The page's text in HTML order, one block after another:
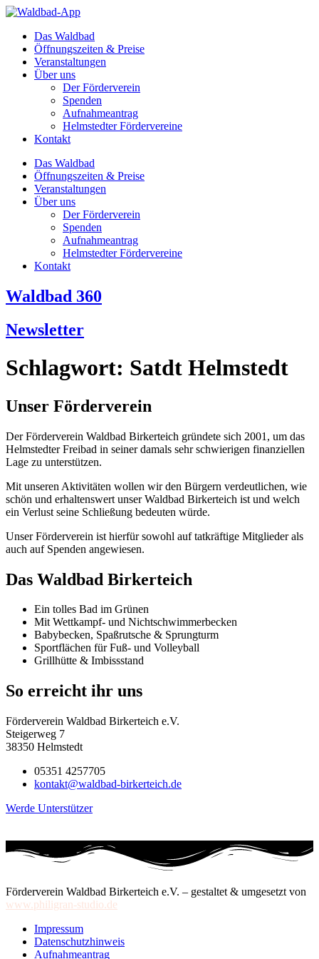
Zum
springenDas Waldbad
Öffnungszeiten & Preise
Veranstaltungen
Über uns
Der Förderverein
Spenden
Aufnahmeantrag
Helmstedter Fördervereine
Kontakt
Das Waldbad
Öffnungszeiten & Preise
Veranstaltungen
Über uns
Der Förderverein
Spenden
Aufnahmeantrag
Helmstedter Fördervereine
Kontakt
Waldbad 360
Newsletter
Schlagwort: Satdt Helmstedt
Unser Förderverein
Der Förderverein Waldbad Birkerteich gründete sich 2001, um das
Helmstedter Freibad in seiner damals sehr schwierigen finanziellen
Lage zu unterstützen.
Mit unseren Aktivitäten wollen wir den Bürgern verdeutlichen, wie
schön und erhaltenswert unser Waldbad Birkerteich ist und welch
ein Verlust seine Schließung bedeuten würde.
Unser Förderverein ist hierfür sowohl auf tatkräftige Mitglieder als
auch auf Spenden angewiesen.
Das Waldbad Birkerteich
Ein tolles Bad im Grünen
Mit Wettkampf- und Nichtschwimmerbecken
Babybecken, Spaßrutsche & Sprungturm
Sportflächen für Fuß- und Volleyball
Grillhütte & Imbissstand
So erreicht ihr uns
Förderverein Waldbad Birkerteich e.V.
Steigerweg 7
38350 Helmstedt
05351 4257705
kontakt@waldbad-birkerteich.de
Werde Unterstützer
Förderverein Waldbad Birkerteich e.V. – gestaltet & umgesetzt von
www.philigran-studio.de
Impressum
Datenschutzhinweis
Aufnahmeantrag